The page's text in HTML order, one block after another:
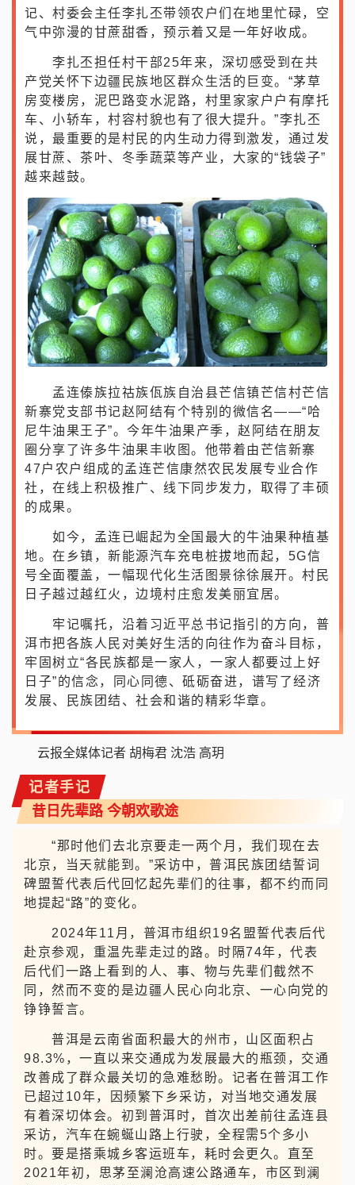
边境繁荣发展、边民团结幸福、边防安全稳固的生
动画卷。沿边地区“一村一品”产业发展格局基本形
成，人均经济作物面积达6.58亩，村集体经济经
营性年收入均达10万元以上。放眼普洱大地，民
族地区高质量发展的底气更足、成色更足、信心更
足。
现在正值甘蔗丰收季，在澜沧拉祜族自治县木
戛乡勐糯村2500亩成熟蔗林里，勐糯村党支部书
记、村委会主任李扎丕带领农户们在地里忙碌，空
气中弥漫的甘蔗甜香，预示着又是一年好收成。
李扎丕担任村干部25年来，深切感受到在共
产党关怀下边疆民族地区群众生活的巨变。“茅草
房变楼房，泥巴路变水泥路，村里家家户户有摩托
车、小轿车，村容村貌也有了很大提升。”李扎丕
说，最重要的是村民的内生动力得到激发，通过发
展甘蔗、茶叶、冬季蔬菜等产业，大家的“钱袋子”
越来越鼓。
孟连傣族拉祜族佤族自治县芒信镇芒信村芒信
新寨党支部书记赵阿结有个特别的微信名——“哈
尼牛油果王子”。今年牛油果产季，赵阿结在朋友
圈分享了许多牛油果丰收图。他带着由芒信新寨
47户农户组成的孟连芒信康然农民发展专业合作
社，在线上积极推广、线下同步发力，取得了丰硕
的成果。
如今，孟连已崛起为全国最大的牛油果种植基
地。在乡镇，新能源汽车充电桩拔地而起，5G信
号全面覆盖，一幅现代化生活图景徐徐展开。村民
日子越过越红火，边境村庄愈发美丽宜居。
牢记嘱托，沿着习近平总书记指引的方向，普
洱市把各族人民对美好生活的向往作为奋斗目标，
牢固树立“各民族都是一家人，一家人都要过上好
日子”的信念，同心同德、砥砺奋进，谱写了经济
发展、民族团结、社会和谐的精彩华章。
云报全媒体记者 胡梅君 沈浩 高玥
记者手记
昔日先辈路 今朝欢歌途
“那时他们去北京要走一两个月，我们现在去
北京，当天就能到。”采访中，普洱民族团结誓词
碑盟誓代表后代回忆起先辈们的往事，都不约而同
地提起“路”的变化。
2024年11月，普洱市组织19名盟誓代表后代
赴京参观，重温先辈走过的路。时隔74年，代表
后代们一路上看到的人、事、物与先辈们截然不
同，然而不变的是边疆人民心向北京、一心向党的
铮铮誓言。